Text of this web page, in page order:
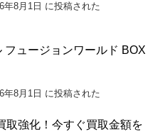
年8月1日 に投稿された
フュージョンワールド BOX
年8月1日 に投稿された
取強化！今すぐ買取金額を